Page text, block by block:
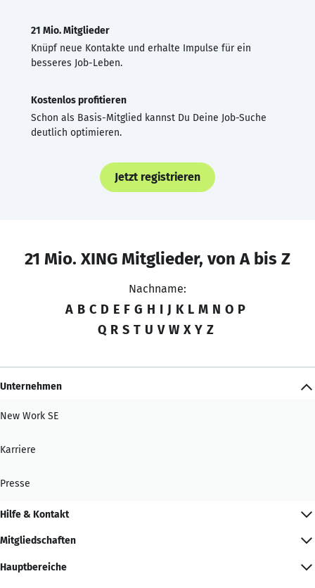
21 Mio. Mitglieder
Knüpf neue Kontakte und erhalte Impulse für ein
besseres Job-Leben.
Kostenlos profitieren
Schon als Basis-Mitglied kannst Du Deine Job-Suche
deutlich optimieren.
Jetzt registrieren
21 Mio. XING Mitglieder, von A bis Z
Nachname:
A B C D E F G H I J K L M N O P
Q R S T U V W X Y Z
Unternehmen
New Work SE
Karriere
Presse
Hilfe & Kontakt
Mitgliedschaften
Hauptbereiche